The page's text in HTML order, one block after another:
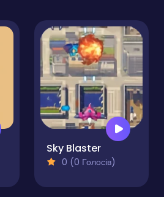
Sky Blaster
0 (0 Голосів)